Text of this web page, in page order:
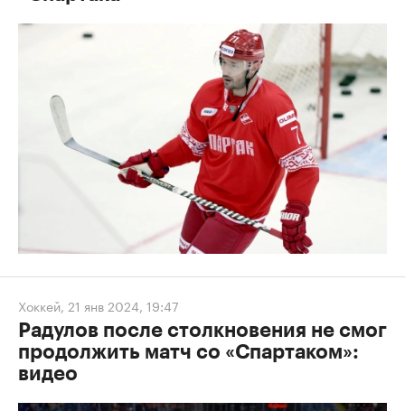
Хоккей, 21 янв 2024, 19:47
Радулов после столкновения не смог
продолжить матч со «Спартаком»:
видео